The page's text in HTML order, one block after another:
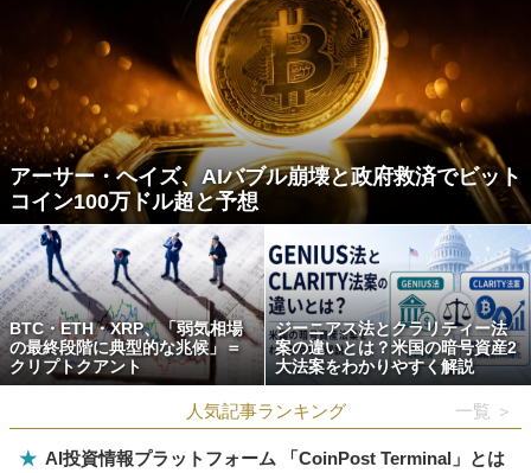
アーサー・ヘイズ、AIバブル崩壊と政府救済でビット
コイン100万ドル超と予想
BTC・ETH・XRP、「弱気相場
の最終段階に典型的な兆候」＝
クリプトクアント
ジーニアス法とクラリティー法
案の違いとは？米国の暗号資産2
大法案をわかりやすく解説
人気記事ランキング 一覧 ＞
★ AI投資情報プラットフォーム 「CoinPost Terminal」とは